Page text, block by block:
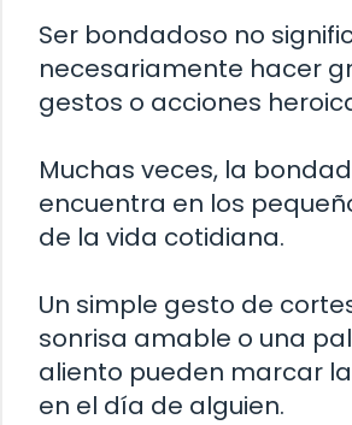
Ser bondadoso no
necesariamente hacer
gestos o acciones
Muchas veces, la
encuentra en los
de la vida cotidiana.
Un simple gesto de
sonrisa amable o una
aliento pueden marcar
en el día de alguien.